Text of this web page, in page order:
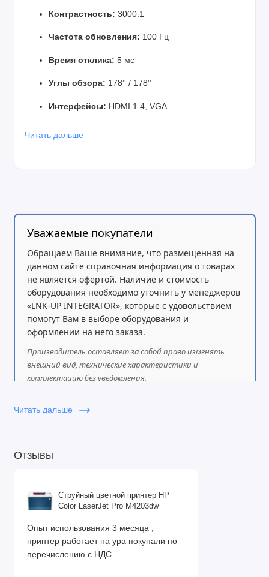
Контрастность: 3000:1
Частота обновления: 100 Гц
Время отклика: 5 мс
Углы обзора: 178° / 178°
Интерфейсы: HDMI 1.4, VGA
Читать дальше
Уважаемые покупатели
Обращаем Ваше внимание, что размещенная на
данном сайте справочная информация о товарах
не является офертой. Наличие и стоимость
оборудования необходимо уточнить у менеджеров
«LNK-UP INTEGRATOR», которые с удовольствием
помогут Вам в выборе оборудования и
оформлении на него заказа.
Производитель оставляет за собой право изменять
внешний вид, технические характеристики и
комплектацию без уведомления.
Читать дальше
Отзывы
Струйный цветной принтер HP
Color LaserJet Pro M4203dw
Опыт использования 3 месяца ,
принтер работает на ура покупали по
перечислению с НДС. ..